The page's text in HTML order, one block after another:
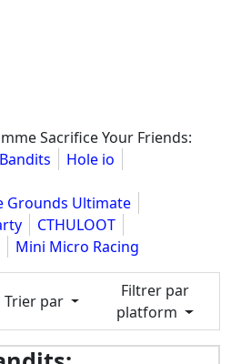
Sacrifice Your Friends:
Hole io
Grounds Ultimate
CTHULOOT
Mini Micro Racing
Trier par
Filtrer par
platform